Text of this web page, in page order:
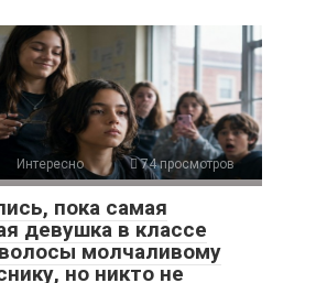
Интересно 74 просмотров
пока самая
девушка в классе
молчаливому
но никто не